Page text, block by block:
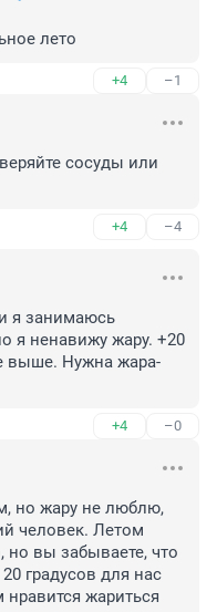
лето
+4 –1
сосуды или
+4 –4
я занимаюсь
я ненавижу жару. +20
выше. Нужна жара-
+4 –0
но жару не люблю,
человек. Летом
но вы забываете, что
градусов для нас
жариться